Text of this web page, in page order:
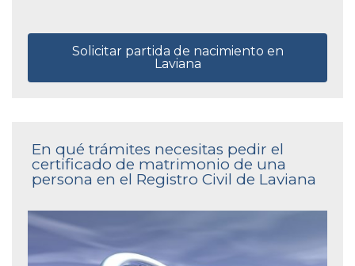
Solicitar partida de nacimiento en
Laviana
En qué trámites necesitas pedir el
certificado de matrimonio de una
persona en el Registro Civil de Laviana